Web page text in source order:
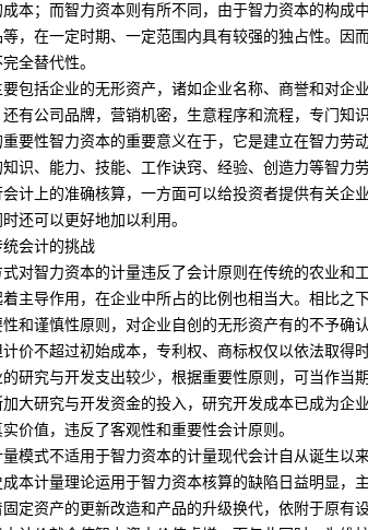
成本；而智力资本则有所不同，由于智力资本的构成
，在一定时期、一定范围内具有较强的独占性。
全替代性。
包括企业的无形资产，诸如企业名称、 商誉和对企
有公司品牌，营销机密，生意程序和流程，专门知
性智力资本的重要意义在于，它是建立在智力劳
识、能力、技能、工作诀窍、经验、创造力等智
会计 上的准确核算，一方面可以给投资者提供有关企
还可以更好地加以利用。
会计的挑战
智力资本的计量违反了会计原则 在传统的农业和
主导作用，在企业中所占的比例也相当大。相比之
和谨慎性原则 ，对企业自创的无形资产有的不予确
价不超过初始成本，专利权、商标权仅以依法取得
研究与开发支出较少，根据重要性原则，可当作
大研究与开发资金的投入，研究开发成本已成为企
价值，违反了客观性和重要性会计原则。
量模式不适用于智力资本的计量现代会计自从诞生以
本计量理论运用于智力资本核算的缺陷日益明显
定资产的更新改造和产品的升级换代，依附于原